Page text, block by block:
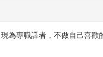
為專職譯者，不做自己喜